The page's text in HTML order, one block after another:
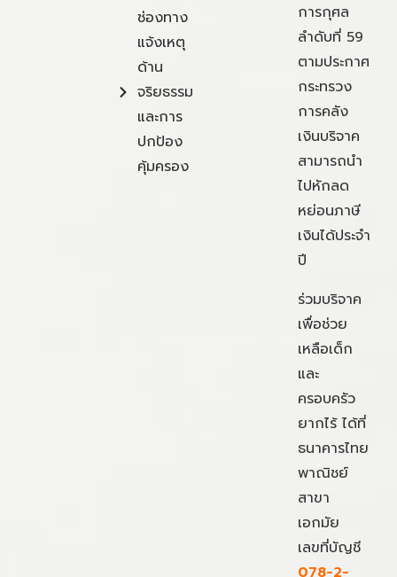
ช่องทาง
แจ้งเหตุ
ด้าน
จริยธรรม
และการ
ปกป้อง
คุ้มครอง
การกุศล
ลำดับที่ 59
ตามประกาศ
กระทรวง
การคลัง
เงินบริจาค
สามารถนำ
ไปหักลด
หย่อนภาษี
เงินได้ประจำ
ปี
ร่วมบริจาค
เพื่อช่วย
เหลือเด็ก
และ
ครอบครัว
ยากไร้ ได้ที่
ธนาคารไทย
พาณิชย์
สาขา
เอกมัย
เลขที่บัญชี
078-2-